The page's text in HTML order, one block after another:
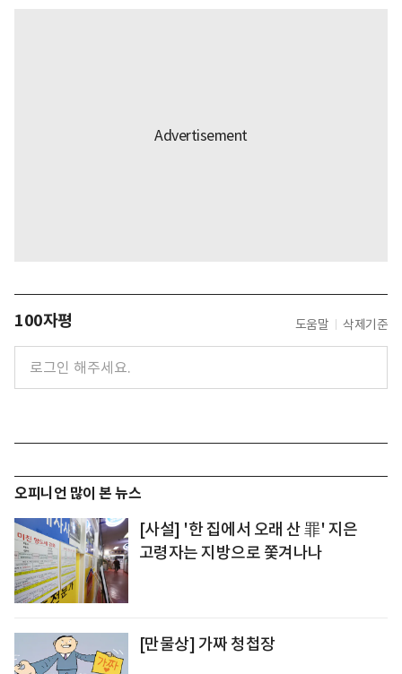
100자평 도움말 삭제기준
오피니언 많이 본 뉴스
[사설] '한 집에서 오래 산 罪' 지은
고령자는 지방으로 쫓겨나나
[만물상] 가짜 청첩장